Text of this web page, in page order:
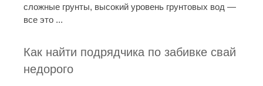
сложные грунты, высокий уровень грунтовых вод —
все это ...
Как найти подрядчика по забивке свай
недорого